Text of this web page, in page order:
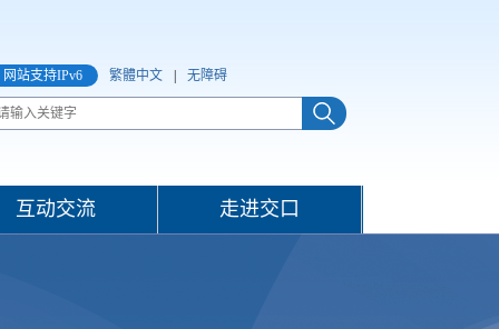
网站支持IPv6 繁體中文 无障碍
互动交流 走进交口